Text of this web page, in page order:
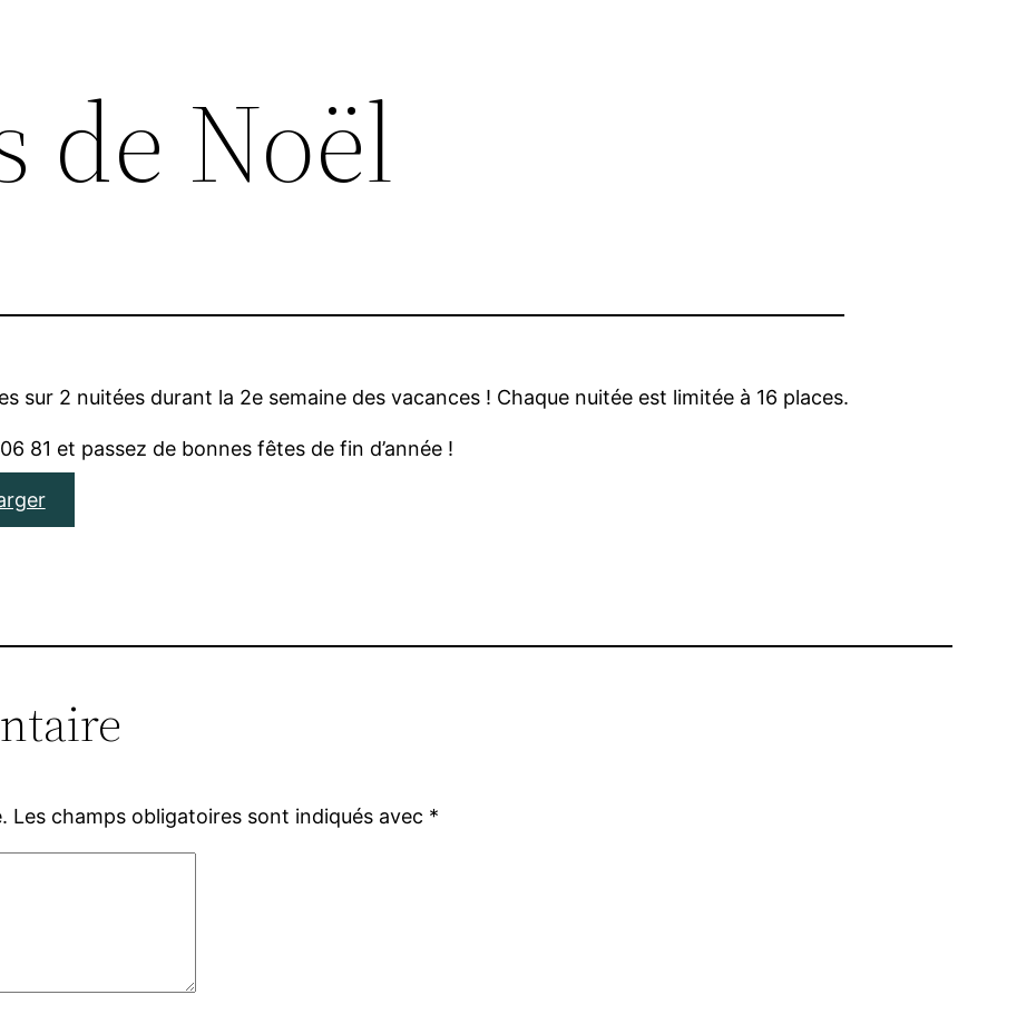
de Noël
sur 2 nuitées durant la 2e semaine des vacances ! Chaque nuitée est limitée à 16 places.
81 et passez de bonnes fêtes de fin d’année !
Les champs obligatoires sont indiqués avec *